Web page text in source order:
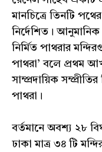
মানচিত্রে তিনটি
নির্দেশিত।
নির্মিত পাথরার
পাথরা’ বলে প্রথম
সাম্প্রদায়িক
পাথরা।
বর্তমানে অবশ্য ২৮
ঢাকা মাত্র ৩৪ টি